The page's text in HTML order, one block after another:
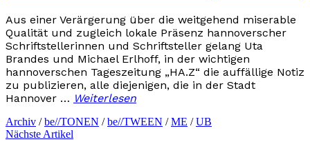
Aus einer Verärgerung über die weitgehend miserable
Qualität und zugleich lokale Präsenz hannoverscher
Schriftstellerinnen und Schriftsteller gelang Uta
Brandes und Michael Erlhoff, in der wichtigen
hannoverschen Tageszeitung „HA.Z“ die auffällige Notiz
zu publizieren, alle diejenigen, die in der Stadt
Hannover … Weiterlesen
Archiv /be//TONEN /be//TWEEN /ME /UB
Nächste Artikel